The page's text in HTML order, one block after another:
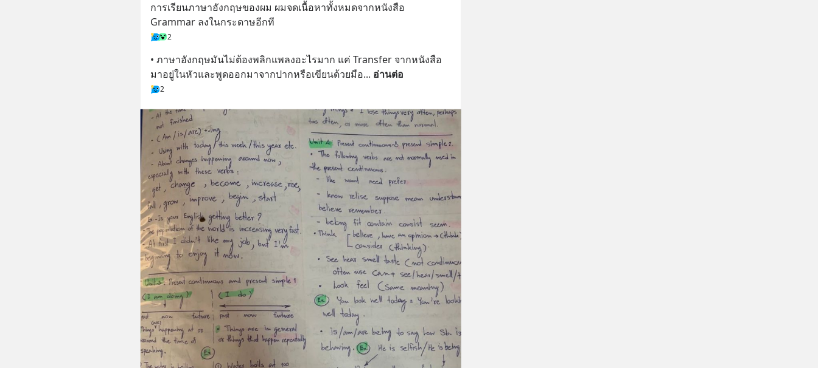
การเรียนภาษาอังกฤษของผม ผมจดเนื้อหาทั้งหมดจากหนังสือ
Grammar ลงในกระดาษอีกที
2
• ภาษาอังกฤษมันไม่ต้องพลิกแพลงอะไรมาก แค่ Transfer จากหนังสือ
มาอยู่ในหัวและพูดออกมาจากปากหรือเขียนด้วยมือ... อ่านต่อ
2